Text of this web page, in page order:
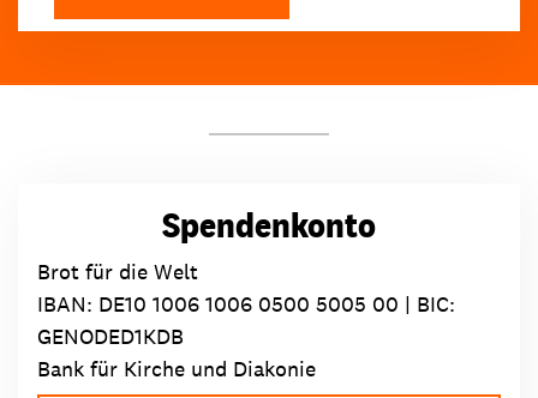
Spendenkonto
Brot für die Welt
IBAN: DE10 1006 1006 0500 5005 00 | BIC:
GENODED1KDB
Bank für Kirche und Diakonie